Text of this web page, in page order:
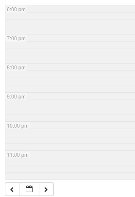
6:00 pm
7:00 pm
8:00 pm
9:00 pm
10:00 pm
11:00 pm